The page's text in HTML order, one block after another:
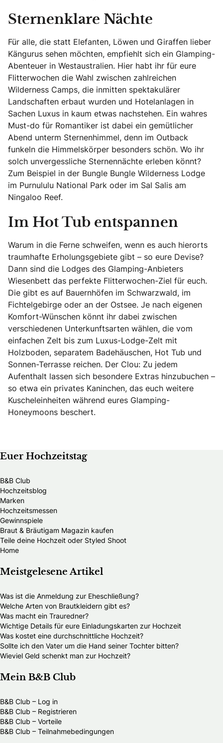
Sternenklare Nächte
Für alle, die statt Elefanten, Löwen und Giraffen lieber
Kängurus sehen möchten, empfiehlt sich ein Glamping-
Abenteuer in Westaustralien. Hier habt ihr für eure
Flitterwochen die Wahl zwischen zahlreichen
Wilderness Camps, die inmitten spektakulärer
Landschaften erbaut wurden und Hotelanlagen in
Sachen Luxus in kaum etwas nachstehen. Ein wahres
Must-do für Romantiker ist dabei ein gemütlicher
Abend unterm Sternenhimmel, denn im Outback
funkeln die Himmelskörper besonders schön. Wo ihr
solch unvergessliche Sternennächte erleben könnt?
Zum Beispiel in der Bungle Bungle Wilderness Lodge
im Purnululu National Park oder im Sal Salis am
Ningaloo Reef.
Im Hot Tub entspannen
Warum in die Ferne schweifen, wenn es auch hierorts
traumhafte Erholungsgebiete gibt – so eure Devise?
Dann sind die Lodges des Glamping-Anbieters
Wiesenbett das perfekte Flitterwochen-Ziel für euch.
Die gibt es auf Bauernhöfen im Schwarzwald, im
Fichtelgebirge oder an der Ostsee. Je nach eigenen
Komfort-Wünschen könnt ihr dabei zwischen
verschiedenen Unterkunftsarten wählen, die vom
einfachen Zelt bis zum Luxus-Lodge-Zelt mit
Holzboden, separatem Badehäuschen, Hot Tub und
Sonnen-Terrasse reichen. Der Clou: Zu jedem
Aufenthalt lassen sich besondere Extras hinzubuchen –
so etwa ein privates Kaninchen, das euch weitere
Kuscheleinheiten während eures Glamping-
Honeymoons beschert.
Euer Hochzeitstag
B&B Club
Hochzeitsblog
Marken
Hochzeitsmessen
Gewinnspiele
Braut & Bräutigam Magazin kaufen
Teile deine Hochzeit oder Styled Shoot
Home
Meistgelesene Artikel
Was ist die Anmeldung zur Eheschließung?
Welche Arten von Brautkleidern gibt es?
Was macht ein Trauredner?
Wichtige Details für eure Einladungskarten zur Hochzeit
Was kostet eine durchschnittliche Hochzeit?
Sollte ich den Vater um die Hand seiner Tochter bitten?
Wieviel Geld schenkt man zur Hochzeit?
Mein B&B Club
B&B Club – Log in
B&B Club – Registrieren
B&B Club – Vorteile
B&B Club – Teilnahmebedingungen